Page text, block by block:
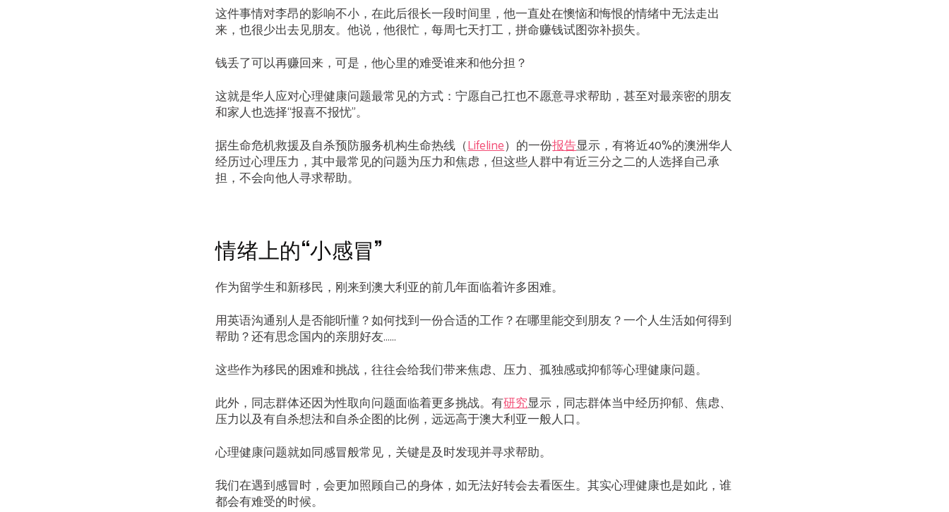
这件事情对李昂的影响不小，在此后很长一段时间里，他一直处在懊恼和悔恨的情绪中无法走出
来，也很少出去见朋友。他说，他很忙，每周七天打工，拼命赚钱试图弥补损失。
钱丢了可以再赚回来，可是，他心里的难受谁来和他分担？
这就是华人应对心理健康问题最常见的方式：宁愿自己扛也不愿意寻求帮助，甚至对最亲密的朋友
和家人也选择“报喜不报忧”。
据生命危机救援及自杀预防服务机构生命热线（Lifeline）的一份报告显示，有将近40%的澳洲华人
经历过心理压力，其中最常见的问题为压力和焦虑，但这些人群中有近三分之二的人选择自己承
担，不会向他人寻求帮助。
情绪上的“小感冒”
作为留学生和新移民，刚来到澳大利亚的前几年面临着许多困难。
用英语沟通别人是否能听懂？如何找到一份合适的工作？在哪里能交到朋友？一个人生活如何得到
帮助？还有思念国内的亲朋好友……
这些作为移民的困难和挑战，往往会给我们带来焦虑、压力、孤独感或抑郁等心理健康问题。
此外，同志群体还因为性取向问题面临着更多挑战。有研究显示，同志群体当中经历抑郁、焦虑、
压力以及有自杀想法和自杀企图的比例，远远高于澳大利亚一般人口。
心理健康问题就如同感冒般常见，关键是及时发现并寻求帮助。
我们在遇到感冒时，会更加照顾自己的身体，如无法好转会去看医生。其实心理健康也是如此，谁
都会有难受的时候。